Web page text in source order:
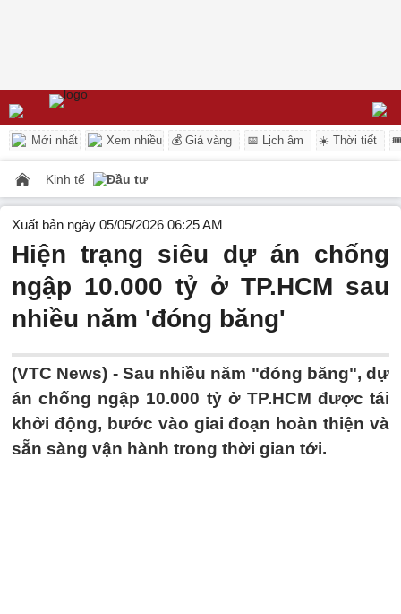
Mới nhất Xem nhiều 💰 Giá vàng 📅 Lịch âm ☀️ Thời tiết
Kinh tế Đầu tư
Xuất bản ngày 05/05/2026 06:25 AM
Hiện trạng siêu dự án chống
ngập 10.000 tỷ ở TP.HCM sau
nhiều năm 'đóng băng'
(VTC News) - Sau nhiều năm "đóng băng", dự
án chống ngập 10.000 tỷ ở TP.HCM được tái
khởi động, bước vào giai đoạn hoàn thiện và
sẵn sàng vận hành trong thời gian tới.